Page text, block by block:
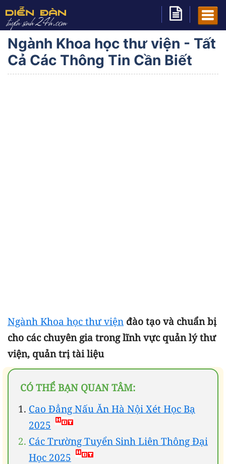
Ngành Khoa học thư viện - Tất
Cả Các Thông Tin Cần Biết
Ngành Khoa học thư viện đào tạo và chuẩn bị
cho các chuyên gia trong lĩnh vực quản lý thư
viện, quản trị tài liệu
CÓ THỂ BẠN QUAN TÂM:
Cao Đẳng Nấu Ăn Hà Nội Xét Học Bạ
2025
Các Trường Tuyển Sinh Liên Thông Đại
Học 2025